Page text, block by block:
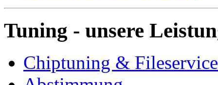
Tuning - unsere
Chiptuning & Fileservice